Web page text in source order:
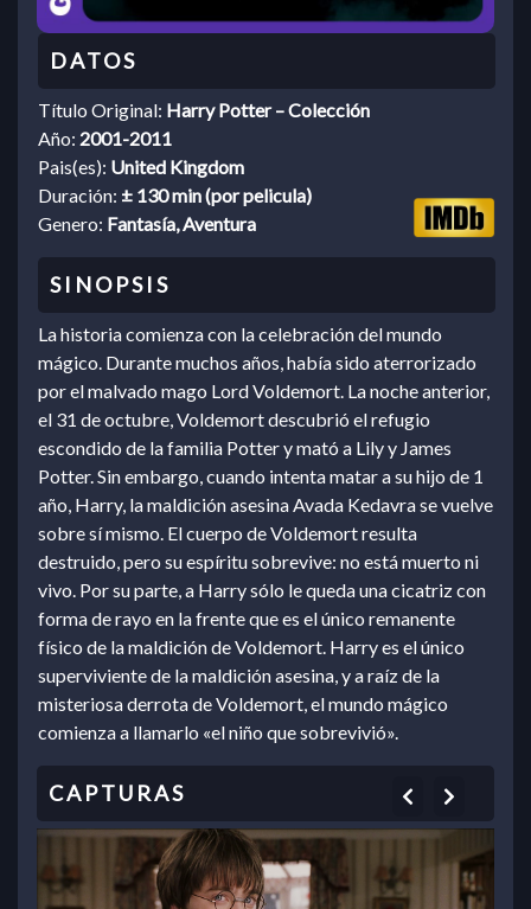
Título Original: Harry Potter – Colección
Año: 2001-2011
Pais(es): United Kingdom
Duración: ± 130 min (por pelicula)
Genero: Fantasía, Aventura
La historia comienza con la celebración del mundo
mágico. Durante muchos años, había sido aterrorizado
por el malvado mago Lord Voldemort. La noche anterior,
el 31 de octubre, Voldemort descubrió el refugio
escondido de la familia Potter y mató a Lily y James
Potter. Sin embargo, cuando intenta matar a su hijo de 1
año, Harry, la maldición asesina Avada Kedavra se vuelve
sobre sí mismo. El cuerpo de Voldemort resulta
destruido, pero su espíritu sobrevive: no está muerto ni
vivo. Por su parte, a Harry sólo le queda una cicatriz con
forma de rayo en la frente que es el único remanente
físico de la maldición de Voldemort. Harry es el único
superviviente de la maldición asesina, y a raíz de la
misteriosa derrota de Voldemort, el mundo mágico
comienza a llamarlo «el niño que sobrevivió».
Previous